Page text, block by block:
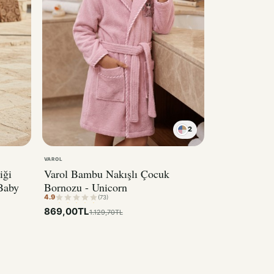
2
Varol Bambu Nakışlı Çocuk
Bornozu - Unicorn
4.9 (73)
869,00TL 1.129,70TL